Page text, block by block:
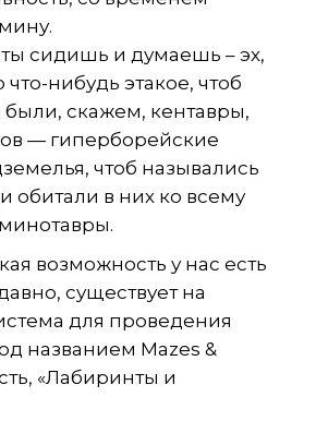
сидишь и думаешь – эх,
нибудь этакое, чтоб
были, скажем, кентавры,
— гиперборейские
чтоб назывались
обитали в них ко всему
возможность у нас есть
существует на
для проведения
названием Mazes &
«Лабиринты и